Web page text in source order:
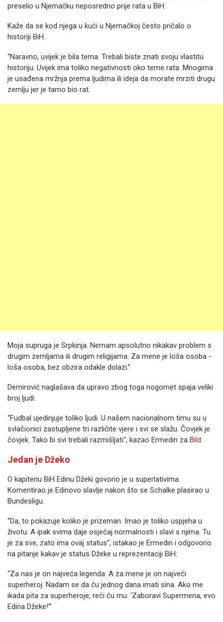
preselio u Njemačku neposredno prije rata u BiH.
Kaže da se kod njega u kući u Njemačkoj često pričalo o
historiji BiH.
“Naravno, uvijek je bila tema. Trebali biste znati svoju vlastitu
historiju. Uvijek ima toliko negativnosti oko teme rata. Mnogima
je usađena mržnja prema ljudima ili ideja da morate mrziti drugu
zemlju jer je tamo bio rat.
Moja supruga je Srpkinja. Nemam apsolutno nikakav problem s
drugim zemljama ili drugim religijama. Za mene je loša osoba -
loša osoba, bez obzira odakle dolazi.”
Demirović naglašava da upravo zbog toga nogomet spaja veliki
broj ljudi.
“Fudbal ujedinjuje toliko ljudi. U našem nacionalnom timu su u
svlačionici zastupljene tri različite vjere i svi se slažu. Čovjek je
čovjek. Tako bi svi trebali razmišljati“, kazao Ermedin za Bild.
Jedan je Džeko
O kapitenu BiH Edinu Džeki govorio je u superlativima.
Komentirao je Edinovo slavlje nakon što se Schalke plasirao u
Bundesligu.
“Da, to pokazuje koliko je prizeman. Imao je toliko uspjeha u
životu. A ipak svima daje osjećaj normalnosti i slavi s njima. Tu
je za sve, zato ima ovaj status“, istakao je Ermedin i odgovorio
na pitanje kakav je status Džeke u reprezentaciji BiH:
“Za nas je on najveća legenda. A za mene je on najveći
superheroj. Nadam se da ću jednog dana imati sina. Ako me
ikada pita za superheroje, reći ću mu: ‘Zaboravi Supermena, evo
Edina Džeke!'”